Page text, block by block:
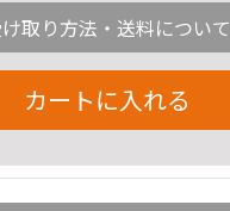
取り方法・送料について
カートに入れる